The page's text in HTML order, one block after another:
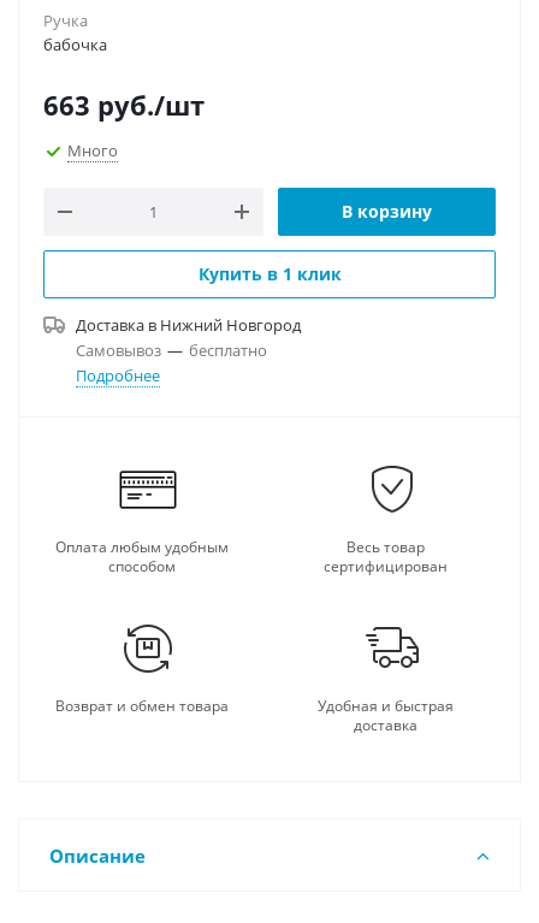
Ручка
бабочка
663 руб./шт
Много
В корзину
Купить в 1 клик
Доставка в Нижний Новгород
Самовывоз — бесплатно
Подробнее
Оплата любым удобным
способом
Весь товар
сертифицирован
Возврат и обмен товара
Удобная и быстрая
доставка
Описание